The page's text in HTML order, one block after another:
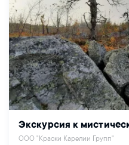
Экскурсия к
ООО "Краски Карелии Групп"